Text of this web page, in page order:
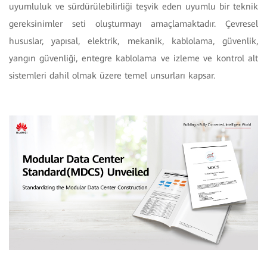
uyumluluk ve sürdürülebilirliği teşvik eden uyumlu bir teknik
gereksinimler seti oluşturmayı amaçlamaktadır. Çevresel
hususlar, yapısal, elektrik, mekanik, kablolama, güvenlik,
yangın güvenliği, entegre kablolama ve izleme ve kontrol alt
sistemleri dahil olmak üzere temel unsurları kapsar.